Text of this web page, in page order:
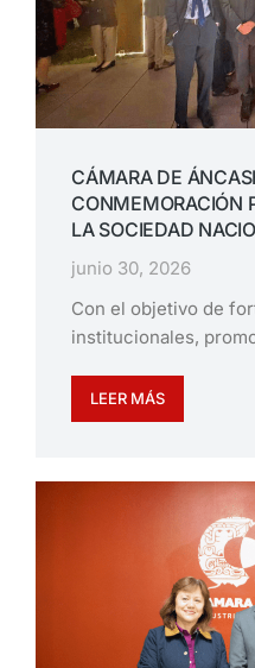
CÁMARA DE
CONMEMORACIÓN
LA SOCIEDAD
junio 30, 2026
Con el objetivo de
institucionales,
LEER MÁS